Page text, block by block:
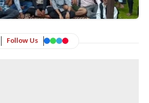
Follow Us